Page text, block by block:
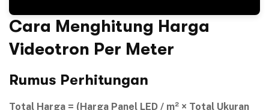
Cara Menghitung Harga
Videotron Per Meter
Rumus Perhitungan
Total Harga = (Harga Panel LED / m² × Total Ukuran